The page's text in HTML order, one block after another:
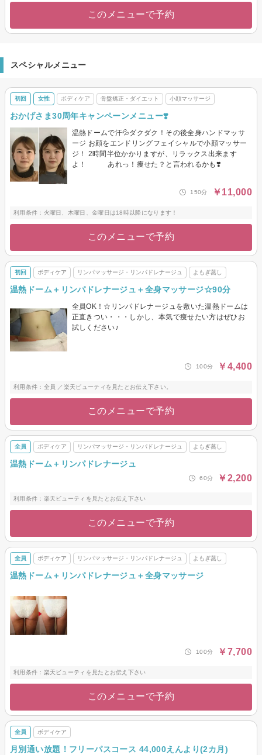
このメニューで予約
スペシャルメニュー
初回 女性 ボディケア 骨盤矯正・ダイエット 小顔マッサージ
おかげさま30周年キャンペーンメニュー❣️
温熱ドームで汗💦ダクダク！その後全身ハンドマッサ
ージ お顔をエンドリングフェイシャルで小顔マッサー
ジ！ 2時間半位かかりますが、リラックス出来ます
よ！ あれっ！痩せた？と言われるかも❣️
150分 ￥11,000
利用条件：火曜日、木曜日、金曜日は18時以降になります！
このメニューで予約
初回 ボディケア リンパマッサージ・リンパドレナージュ よもぎ蒸し
温熱ドーム＋リンパドレナージュ＋全身マッサージ☆90分
全員OK！☆リンパドレナージュを敷いた温熱ドームは
正直きつい・・・しかし、本気で痩せたい方はぜひお
試しください♪
100分 ￥4,400
利用条件：全員 ／楽天ビューティを見たとお伝え下さい。
このメニューで予約
全員 ボディケア リンパマッサージ・リンパドレナージュ よもぎ蒸し
温熱ドーム＋リンパドレナージュ
60分 ￥2,200
利用条件：楽天ビューティを見たとお伝え下さい
このメニューで予約
全員 ボディケア リンパマッサージ・リンパドレナージュ よもぎ蒸し
温熱ドーム＋リンパドレナージュ＋全身マッサージ
100分 ￥7,700
利用条件：楽天ビューティを見たとお伝え下さい
このメニューで予約
全員 ボディケア
月別通い放題！フリーパスコース 44,000えんより(2カ月)